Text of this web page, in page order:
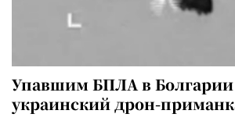
Упавшим БПЛА в Болгарии
украинский дрон-